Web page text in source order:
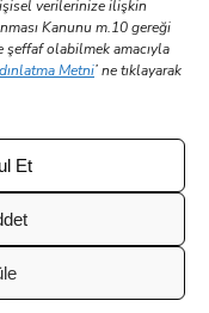
verilerinize ilişkin
Kanunu m.10 gereği
olabilmek amacıyla
Metni’ ne tıklayarak
Et